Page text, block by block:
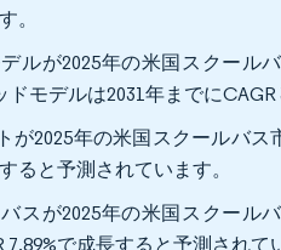
。
ルが2025年の米国スクール
モデルは2031年までにCAGR
2025年の米国スクールバ
ると予測されています。
スが2025年の米国スクール
で成長すると予測されて